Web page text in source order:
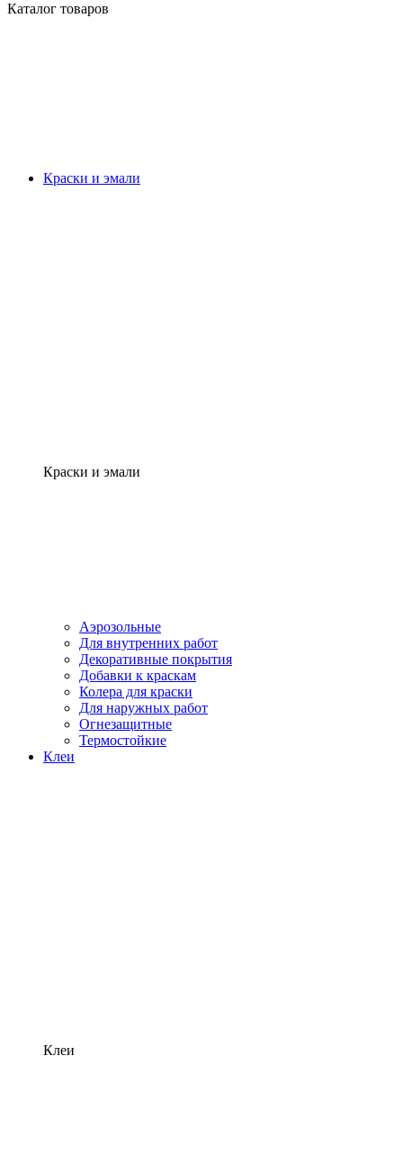
Каталог товаров
Краски и эмали
Краски и эмали
Аэрозольные
Для внутренних работ
Декоративные покрытия
Добавки к краскам
Колера для краски
Для наружных работ
Огнезащитные
Термостойкие
Клеи
Клеи